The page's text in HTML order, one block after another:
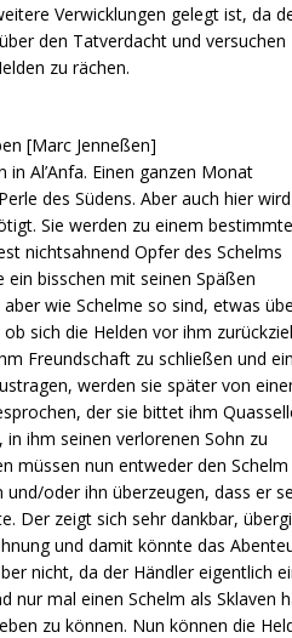
Verwicklungen gelegt ist, da
den Tatverdacht und versuchen
zu rächen.
[Marc Jenneßen]
in Al’Anfa. Einen ganzen Monat
des Südens. Aber auch hier
Sie werden zu einem
nichtsahnend Opfer des Schelms
ein bisschen mit seinen Späßen
wie Schelme so sind, etwas
sich die Helden vor ihm
Freundschaft zu schließen und
werden sie später von
der sie bittet ihm
ihm seinen verlorenen Sohn zu
müssen nun entweder den Schelm
und/oder ihn überzeugen, dass er
Der zeigt sich sehr dankbar,
und damit könnte das
nicht, da der Händler eigentlich
nur mal einen Schelm als Sklaven
zu können. Nun können die